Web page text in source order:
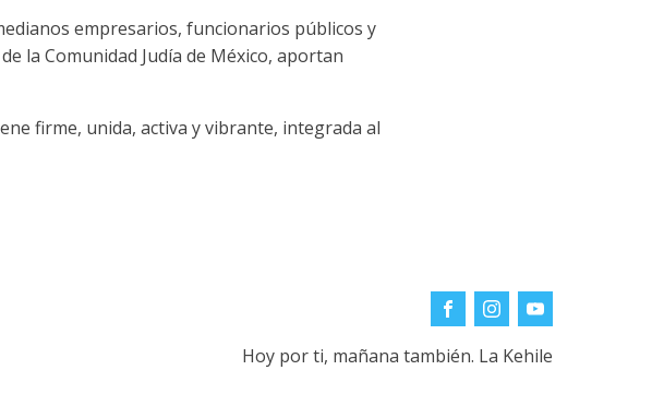
empresarios, funcionarios públicos y
la Comunidad Judía de México, aportan
firme, unida, activa y vibrante, integrada al
Hoy por ti, mañana también. La Kehile